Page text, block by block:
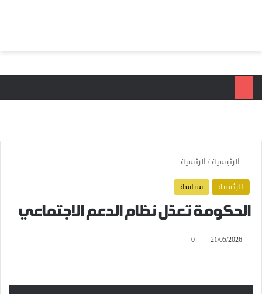
الرئيسية/الرئسية
الرئسية
سياسة
الحكومة تعدّل نظام الدعم الاجتماعي
21/05/2026
0